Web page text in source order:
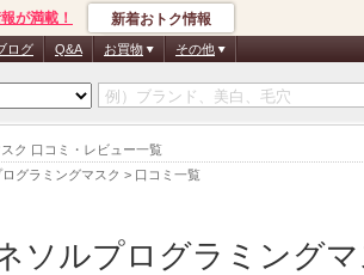
ク 口コミ・レビュー一覧
グラミングマスク > 口コミ一覧
が満載！ 新着おトク情報
ログ Q&A お買物 その他
ソルプログラミングマ